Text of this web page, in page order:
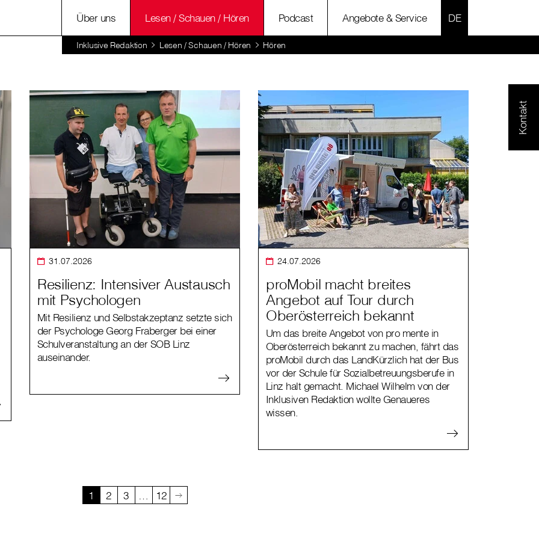
Über uns Lesen / Schauen / Hören Podcast Angebote & Service SPRACHE
Inklusive Redaktion Lesen / Schauen / Hören Hören
Kontakt
31.07.2026
Resilienz: Intensiver Austausch
mit Psychologen
Mit Resilienz und Selbstakzeptanz setzte sich
der Psychologe Georg Fraberger bei einer
Schulveranstaltung an der SOB Linz
auseinander.
24.07.2026
proMobil macht breites
Angebot auf Tour durch
Oberösterreich bekannt
Um das breite Angebot von pro mente in
Oberösterreich bekannt zu machen, fährt das
proMobil durch das LandKürzlich hat der Bus
vor der Schule für Sozialbetreuungsberufe in
Linz halt gemacht. Michael Wilhelm von der
Inklusiven Redaktion wollte Genaueres
wissen.
1 2 3 12